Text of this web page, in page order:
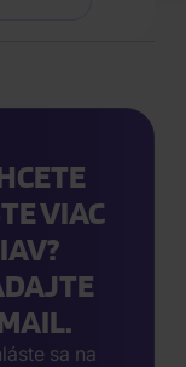
VIAC
sa na